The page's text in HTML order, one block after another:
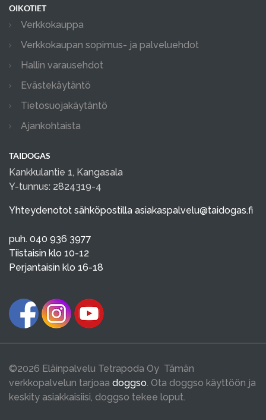
OIKOTIET
Verkkokauppa
Verkkokaupan sopimus- ja palveluehdot
Hallin varausehdot
Evästekäytäntö
Tietosuojakäytäntö
Ajankohtaista
TAIDOGAS
Kankkulantie 1, Kangasala
Y-tunnus: 2824319-4
Yhteydenotot sähköpostilla asiakaspalvelu@taidogas.fi
puh. 040 936 3977
Tiistaisin klo 10-12
Perjantaisin klo 16-18
©2026 Eläinpalvelu Tetrapoda Oy Tämän
verkkopalvelun tarjoaa doggso. Ota doggso käyttöön ja
keskity asiakkaisiisi, doggso tekee loput.